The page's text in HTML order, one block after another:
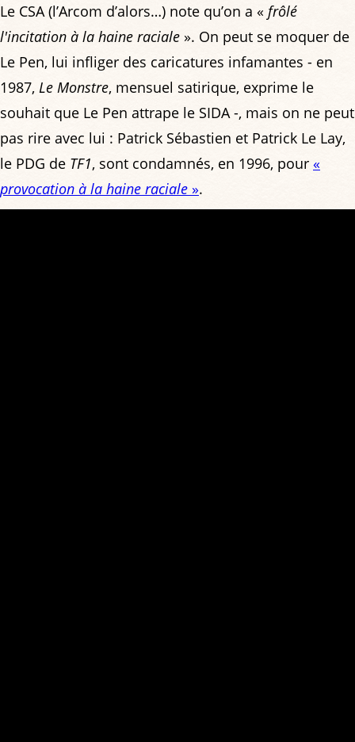
Le CSA (l’Arcom d’alors…) note qu’on a « frôlé
l'incitation à la haine raciale ». On peut se moquer de
Le Pen, lui infliger des caricatures infamantes - en
1987, Le Monstre, mensuel satirique, exprime le
souhait que Le Pen attrape le SIDA -, mais on ne peut
pas rire avec lui : Patrick Sébastien et Patrick Le Lay,
le PDG de TF1, sont condamnés, en 1996, pour «
provocation à la haine raciale ».